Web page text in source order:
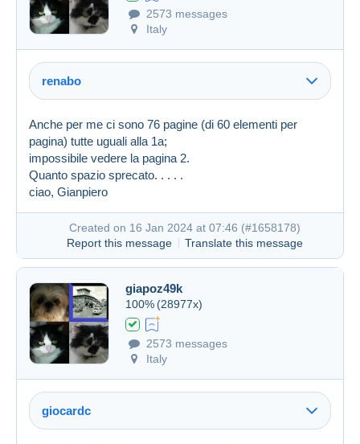
2573 messages
Italy
renabo
Created on 16 Jan 2024 at 07:25
Anche per me ci sono 76 pagine (di 60 elementi per
pagina) tutte uguali alla 1a;
impossibile vedere la pagina 2.
Quanto spazio sprecato. . . . .
ciao, Gianpiero
Created on 16 Jan 2024 at 07:46 (#1658178)
Report this message
Translate this message
giapoz49k
100% (28977x)
2573 messages
Italy
giocardc